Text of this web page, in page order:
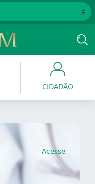
CIDADÃO
Acesse